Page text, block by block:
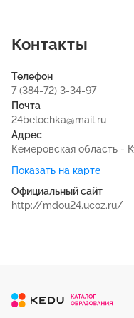
Контакты
Телефон
7 (384-72) 3-34-97
Почта
24belochka@mail.ru
Адрес
Кемеровская область -
Показать на карте
Официальный сайт
http://mdou24.ucoz.ru/